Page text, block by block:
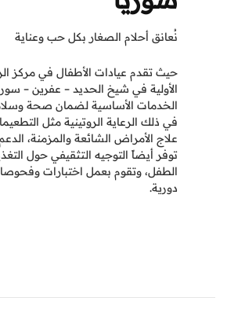
نُعانق أحلام الصغار بكل حب وعناية
حيث تقدم عيادات الأطفال في مركز
الأولية في شيخ الحديد – عفرين –
الخدمات الأساسية لضمان صحة
في ذلك الرعاية الروتينية مثل
علاج الأمراض الشائعة والمزمنة،
توفر أيضاً التوجيه التثقيفي حول
الطفل، وتقوم بعمل اختبارات
دورية.